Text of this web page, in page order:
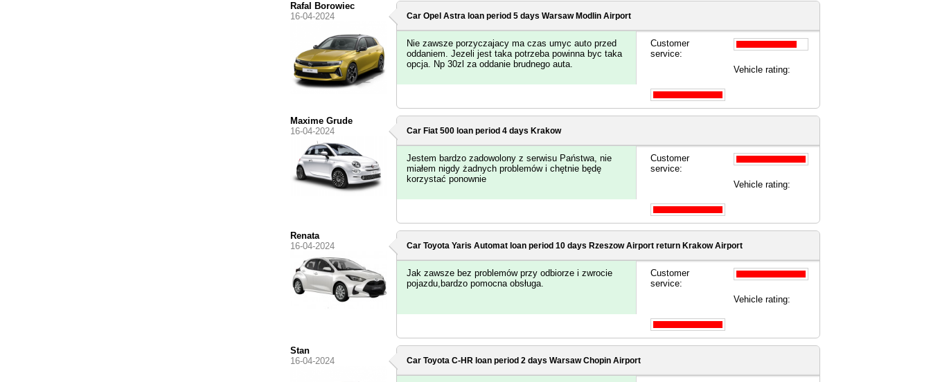
Rafal Borowiec
16-04-2024
Car Opel Astra loan period 5 days Warsaw Modlin Airport
Nie zawsze porzyczajacy ma czas umyc auto przed
oddaniem. Jezeli jest taka potrzeba powinna byc taka
opcja. Np 30zl za oddanie brudnego auta.
Customer
service:
Vehicle rating:
Maxime Grude
16-04-2024
Car Fiat 500 loan period 4 days Krakow
Jestem bardzo zadowolony z serwisu Państwa, nie
miałem nigdy żadnych problemów i chętnie będę
korzystać ponownie
Customer
service:
Vehicle rating:
Renata
16-04-2024
Car Toyota Yaris Automat loan period 10 days Rzeszow Airport return Krakow Airport
Jak zawsze bez problemów przy odbiorze i zwrocie
pojazdu,bardzo pomocna obsługa.
Customer
service:
Vehicle rating:
Stan
16-04-2024
Car Toyota C-HR loan period 2 days Warsaw Chopin Airport